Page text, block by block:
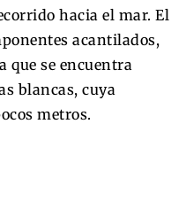
hacia el mar. El
acantilados,
que se encuentra
blancas, cuya
metros.